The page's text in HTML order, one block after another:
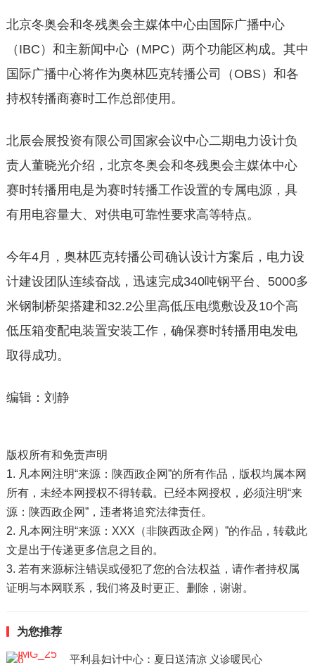
北京冬奥会和冬残奥会主媒体中心由国际广播中心
（IBC）和主新闻中心（MPC）两个功能区构成。其中
国际广播中心将作为奥林匹克转播公司（OBS）和各
持权转播商赛时工作总部使用。
北辰会展投资有限公司国家会议中心二期电力设计负
责人董晓光介绍，北京冬奥会和冬残奥会主媒体中心
赛时转播用电是为赛时转播工作设置的专属电源，具
有用电容量大、对供电可靠性要求高等特点。
今年4月，奥林匹克转播公司确认设计方案后，电力设
计建设团队连续奋战，迅速完成340吨钢平台、5000多
米钢制桥架搭建和32.2公里高低压电缆敷设及10个高
低压箱变配电装置安装工作，确保赛时转播用电发电
取得成功。
编辑：刘静
版权所有和免责声明
1. 凡本网注明“来源：陕西政企网”的所有作品，版权均属本网
所有，未经本网授权不得转载。已经本网授权，必须注明“来
源：陕西政企网”，违者将追究法律责任。
2. 凡本网注明“来源：XXX（非陕西政企网）”的作品，转载此
文是出于传递更多信息之目的。
3. 若有来源标注错误或侵犯了您的合法权益，请作者持权属
证明与本网联系，我们将及时更正、删除，谢谢。
为您推荐
平利县妇计中心：夏日送清凉 义诊暖民心